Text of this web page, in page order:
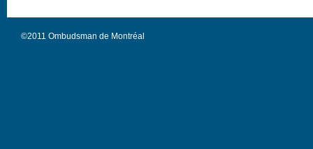
©2011 Ombudsman de Montréal